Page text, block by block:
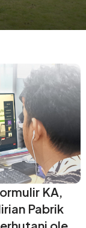
KA,
Pabrik